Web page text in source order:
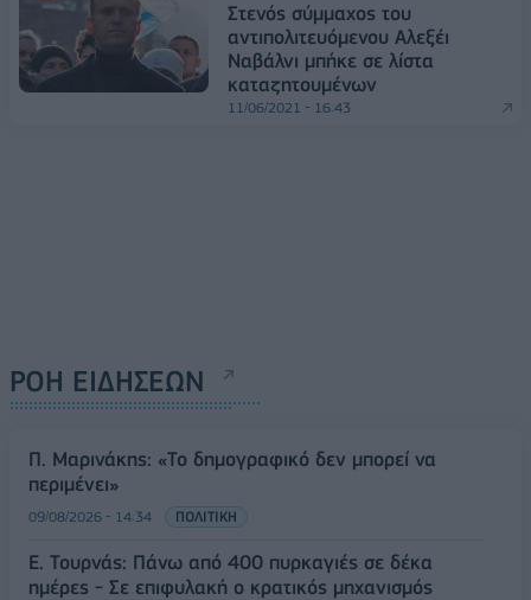
Στενός σύμμαχος του
αντιπολιτευόμενου Αλεξέι
Ναβάλνι μπήκε σε λίστα
καταζητουμένων
11/06/2021 - 16:43
ΡΟΗ ΕΙΔΗΣΕΩΝ
Π. Μαρινάκης: «Το δημογραφικό δεν μπορεί να
περιμένει»
09/08/2026 - 14:34 ΠΟΛΙΤΙΚΗ
Ε. Τουρνάς: Πάνω από 400 πυρκαγιές σε δέκα
ημέρες - Σε επιφυλακή ο κρατικός μηχανισμός